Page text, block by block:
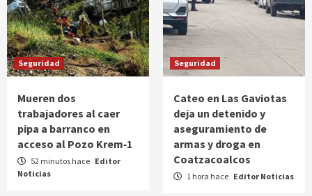
Seguridad
Mueren dos
trabajadores al caer
pipa a barranco en
acceso al Pozo Krem‑1
52 minutos hace Editor
Noticias
Seguridad
Cateo en Las Gaviotas
deja un detenido y
aseguramiento de
armas y droga en
Coatzacoalcos
1 hora hace Editor Noticias